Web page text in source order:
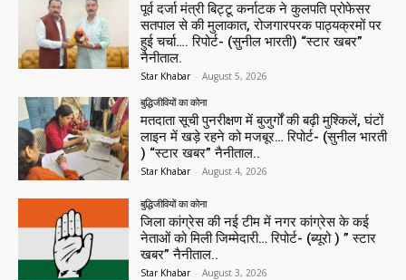
पूर्व दर्जा मंत्री बिट्टू कर्नाटक ने कुलपति प्रोफेसर
सतपाल से की मुलाकात, रोजगारपरक पाठ्यक्रमों पर
हुई चर्चा…. रिपोर्ट- (सुनील भारती) “स्टार खबर”
नैनीताल.
Star Khabar - August 5, 2026
बुद्धिजीवियों का कोना
मतदाता सूची पुनरीक्षण में बुजुर्गों की बढ़ी मुश्किलें, घंटों
लाइन में खड़े रहने को मजबूर… रिपोर्ट- (सुनील भारती
) “स्टार खबर” नैनीताल..
Star Khabar - August 4, 2026
बुद्धिजीवियों का कोना
जिला कांग्रेस की नई टीम में नगर कांग्रेस के कई
नेताओं को मिली जिम्मेदारी… रिपोर्ट- (ब्यूरो ) ” स्टार
खबर” नैनीताल..
Star Khabar - August 3, 2026